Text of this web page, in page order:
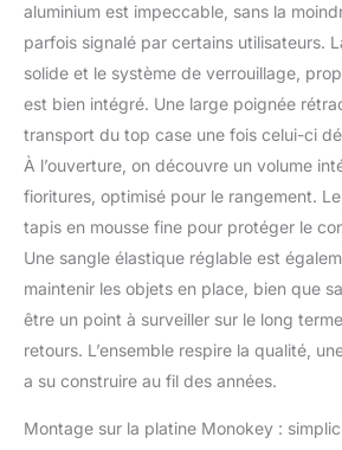
aluminium est impeccable, sans la
parfois signalé par certains utilisateurs.
solide et le système de verrouillage,
est bien intégré. Une large poignée
transport du top case une fois celui-ci
À l’ouverture, on découvre un volume
fioritures, optimisé pour le rangement.
tapis en mousse fine pour protéger le
Une sangle élastique réglable est
maintenir les objets en place, bien que
être un point à surveiller sur le long
retours. L’ensemble respire la qualité,
a su construire au fil des années.
Montage sur la platine Monokey :